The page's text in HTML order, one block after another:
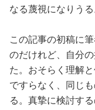
なる蔑視になりうる
この記事の初稿に
のだけれど、自分
た。おそらく理解
ですらなく、同じ
る。真摯に検討す